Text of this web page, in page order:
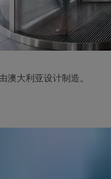
大利亚设计制造。